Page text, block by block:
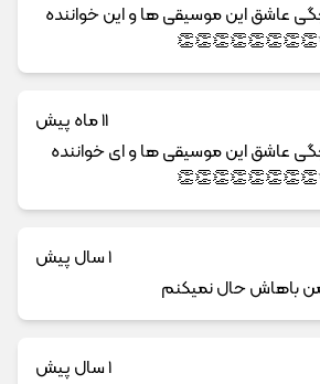
عاشق این موسیقی ها و این خواننده
11 ماه پیش
عاشق این موسیقی ها و ای خواننده
1 سال پیش
باهاش حال نمیکنم
1 سال پیش